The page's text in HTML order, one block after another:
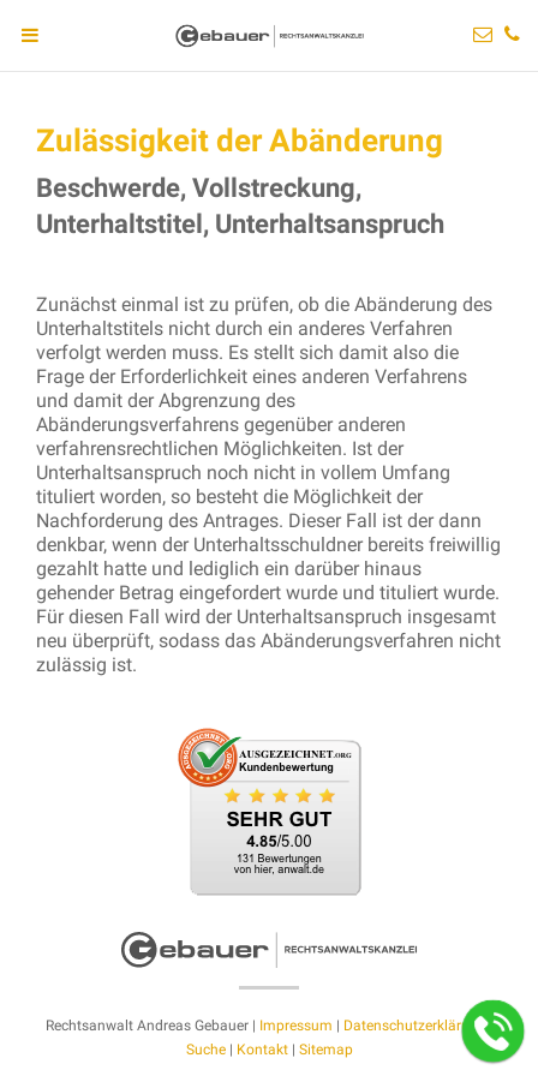
Zulässigkeit der Abänderung
Beschwerde, Vollstreckung,
Unterhaltstitel, Unterhaltsanspruch
Zunächst einmal ist zu prüfen, ob die Abänderung des
Unterhaltstitels nicht durch ein anderes Verfahren
verfolgt werden muss. Es stellt sich damit also die
Frage der Erforderlichkeit eines anderen Verfahrens
und damit der Abgrenzung des
Abänderungsverfahrens gegenüber anderen
verfahrensrechtlichen Möglichkeiten. Ist der
Unterhaltsanspruch noch nicht in vollem Umfang
tituliert worden, so besteht die Möglichkeit der
Nachforderung des Antrages. Dieser Fall ist der dann
denkbar, wenn der Unterhaltsschuldner bereits freiwillig
gezahlt hatte und lediglich ein darüber hinaus
gehender Betrag eingefordert wurde und tituliert wurde.
Für diesen Fall wird der Unterhaltsanspruch insgesamt
neu überprüft, sodass das Abänderungsverfahren nicht
zulässig ist.
Rechtsanwalt Andreas Gebauer | Impressum | Datenschutzerklärung|
Suche| Kontakt| Sitemap